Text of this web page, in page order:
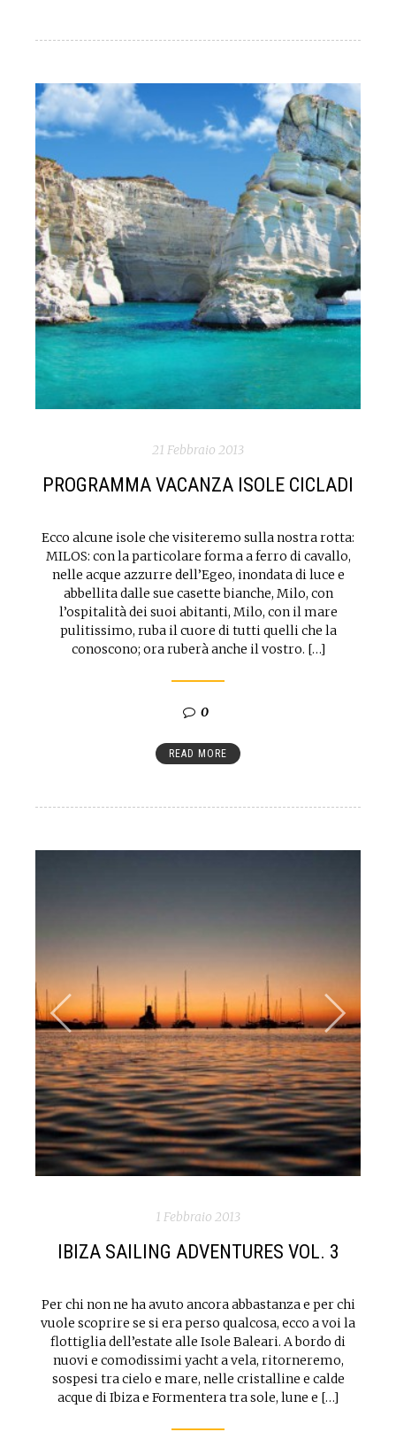
21 Febbraio 2013
PROGRAMMA VACANZA ISOLE CICLADI
Ecco alcune isole che visiteremo sulla nostra rotta:
MILOS: con la particolare forma a ferro di cavallo,
nelle acque azzurre dell’Egeo, inondata di luce e
abbellita dalle sue casette bianche, Milo, con
l’ospitalità dei suoi abitanti, Milo, con il mare
pulitissimo, ruba il cuore di tutti quelli che la
conoscono; ora ruberà anche il vostro. […]
0
READ MORE
1 Febbraio 2013
IBIZA SAILING ADVENTURES VOL. 3
Per chi non ne ha avuto ancora abbastanza e per chi
vuole scoprire se si era perso qualcosa, ecco a voi la
flottiglia dell’estate alle Isole Baleari. A bordo di
nuovi e comodissimi yacht a vela, ritorneremo,
sospesi tra cielo e mare, nelle cristalline e calde
acque di Ibiza e Formentera tra sole, lune e […]